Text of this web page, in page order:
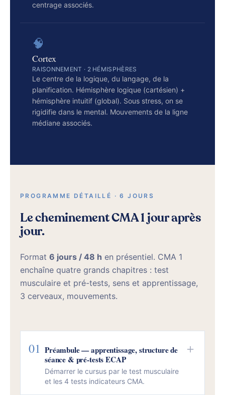
centrage associés.
🧠
Cortex
RAISONNEMENT · 2 HÉMISPHÈRES
Le centre de la logique, du langage, de la
planification. Hémisphère logique (cartésien) +
hémisphère intuitif (global). Sous stress, on se
rigidifie dans le mental. Mouvements de la ligne
médiane associés.
PROGRAMME DÉTAILLÉ · 6 JOURS
Le cheminement CMA 1 jour après
jour.
Format 6 jours / 48 h en présentiel. CMA 1
enchaîne quatre grands chapitres : test
musculaire et pré-tests, sens et apprentissage,
3 cerveaux, mouvements.
01 Préambule — apprentissage, structure de
séance & pré-tests ECAP
Démarrer le cursus par le test musculaire
et les 4 tests indicateurs CMA.
＋